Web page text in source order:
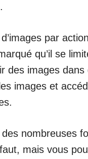
par
qu’il se
des images
images et
des nombreuses
mais vous